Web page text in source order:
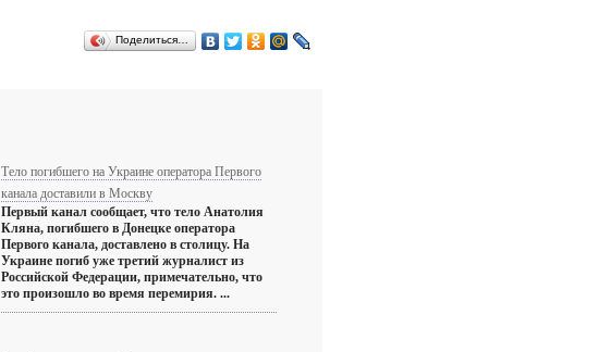
Поделиться…
Тело погибшего на Украине оператора Первого
канала доставили в Москву
Первый канал сообщает, что тело Анатолия
Кляна, погибшего в Донецке оператора
Первого канала, доставлено в столицу. На
Украине погиб уже третий журналист из
Российской Федерации, примечательно, что
это произошло во время перемирия. ...